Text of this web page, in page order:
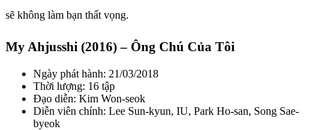
sẽ không làm bạn thất vọng.
My Ahjusshi (2016) – Ông Chú Của Tôi
Ngày phát hành: 21/03/2018
Thời lượng: 16 tập
Đạo diễn: Kim Won-seok
Diễn viên chính: Lee Sun-kyun, IU, Park Ho-san, Song Sae-
byeok